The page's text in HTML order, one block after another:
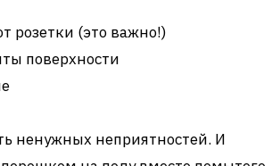
розетки (это важно!)
поверхности
ненужных неприятностей. И